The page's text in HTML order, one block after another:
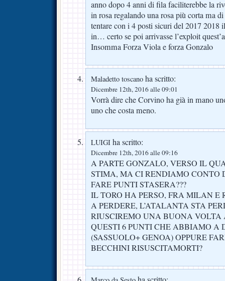
anno dopo 4 anni di fila faciliterebbe la
in rosa regalando una rosa più corta ma
tentare con i 4 posti sicuri del 2017 2018
in… certo se poi arrivasse l’exploit
Insomma Forza Viola e forza Gonzalo
Maladetto toscano ha scritto:
Dicembre 12th, 2016 alle 09:01
Vorrà dire che Corvino ha già in mano
uno che costa meno.
LUIGI ha scritto:
Dicembre 12th, 2016 alle 09:16
A PARTE GONZALO, VERSO IL
STIMA, MA CI RENDIAMO CONTO
FARE PUNTI STASERA???
IL TORO HA PERSO, FRA MILAN E
A PERDERE, L’ATALANTA STA
RIUSCIREMO UNA BUONA VOLTA
QUESTI 6 PUNTI CHE ABBIAMO A
(SASSUOLO+ GENOA) OPPURE
BECCHINI RISUSCITAMORTI?